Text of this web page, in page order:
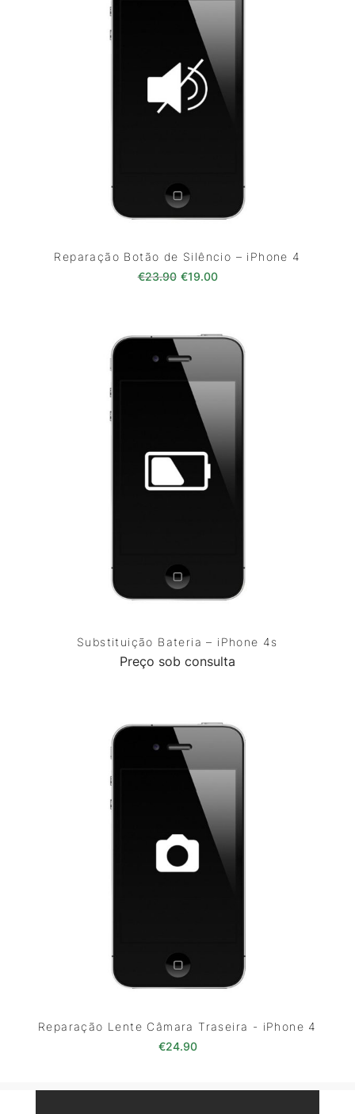
Reparação Botão de Silêncio – iPhone 4
€23.90 O preço original era: €23.90.
€19.00O preço atual é:
Substituição Bateria – iPhone 4s
Preço sob consulta
Reparação Lente Câmara Traseira - iPhone 4
€24.90